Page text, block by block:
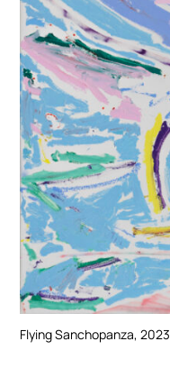
Flying Sanchopanza, 2023